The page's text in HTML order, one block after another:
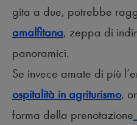
gita a due, potrebbe
amalfitana, zeppa di
panoramici.
Se invece amate di più
ospitalità in agriturismo,
forma della prenotazione